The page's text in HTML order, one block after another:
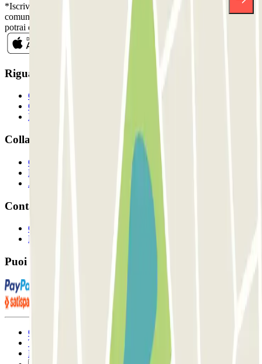
*Iscrivendoti, accetti la nostra Informativa sulla Privacy per ricevere
comunicazioni commerciali da Parclick. Senza alcun impegno,
potrai disiscriverti quando vuoi direttamente dalla stessa newsletter.
Riguardo a Parclcik
Chi siamo
Come funziona?
I Nostri Parcheggi
Collaboriamo?
Collaboratori
Proprietari di parcheggio
Affiliati
Contatto
Contattaci
FAQ
Puoi utilizzare questi metodi di pagamento:
Condizioni contrattuali e di utilizzo
Termini di cancellazione
Politica sui cookies